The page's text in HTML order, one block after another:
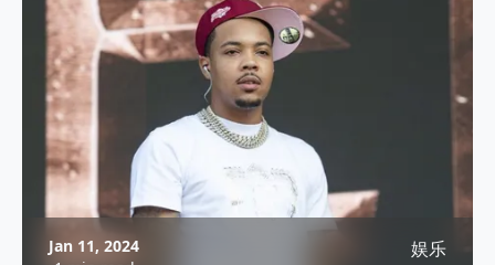
Jan 11, 2024
娱乐